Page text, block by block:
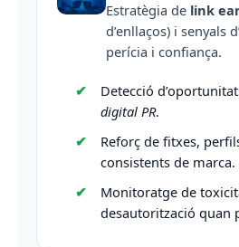
Estratègia de link
d’enllaços) i senyals
perícia i confiança.
Detecció
digital PR.
Reforç de fitxes,
consistents de marca.
Monitoratge de
desautorització quan